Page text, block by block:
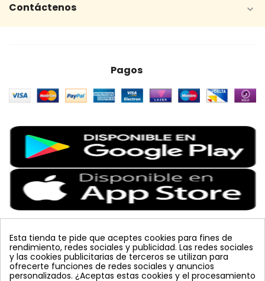
Contáctenos 
Pagos
Etiquetas Populares
colmena vacuna arbol planta placa
Esta tienda te pide que aceptes cookies para fines de
rendimiento, redes sociales y publicidad. Las redes sociales
y las cookies publicitarias de terceros se utilizan para
ofrecerte funciones de redes sociales y anuncios
personalizados. ¿Aceptas estas cookies y el procesamiento